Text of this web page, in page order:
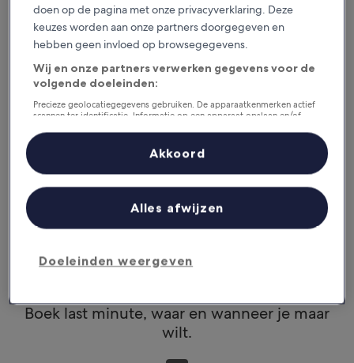
Redenen om onze app te
downloaden
Bespaar nog meer
Krijg kortingen op geselecteerde hotels in de
Boek last minute, waar en wanneer je maar
wilt.
doen op de pagina met onze privacyverklaring. Deze
keuzes worden aan onze partners doorgegeven en
hebben geen invloed op browsegegevens.
Wij en onze partners verwerken gegevens voor de
volgende doeleinden:
Precieze geolocatiegegevens gebruiken. De apparaatkenmerken actief
scannen ter identificatie. Informatie op een apparaat opslaan en/of
contentmetingen, doelgroepenonderzoek en ontwikkeling van
Doeleinden weergeven
Alles afwijzen
Akkoord